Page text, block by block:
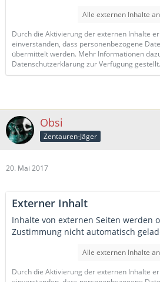
Alle externen Inhalte
Durch die Aktivierung der externen Inhalte
einverstanden, dass personenbezogene
übermittelt werden. Mehr Informationen
Datenschutzerklärung zur Verfügung gestellt.
Obsi
Zentauren-Jäger
20. Mai 2017
Externer Inhalt
Inhalte von externen Seiten werden
Zustimmung nicht automatisch
Alle externen Inhalte
Durch die Aktivierung der externen Inhalte